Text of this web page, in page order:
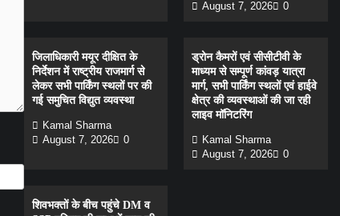
August 7, 2026
0
जिलाधिकारी मयूर दीक्षित के
निर्देशन में राष्ट्रीय राजमार्ग से
लेकर सभी पार्किंग स्थलों पर की
गई समुचित विद्युत व्यवस्था
Kamal Sharma
August 7, 2026
0
ड्रोन कैमरों एवं सीसीटीवी के
माध्यम से सम्पूर्ण कांवड़ यात्रा
मार्ग, सभी पार्किंग स्थलों एवं हाईवे
क्षेत्र की व्यवस्थाओं की जा रही
लाइव मॉनिटरिंग
Kamal Sharma
August 7, 2026
0
शिवभक्तों के बीच पहुंचे DM व